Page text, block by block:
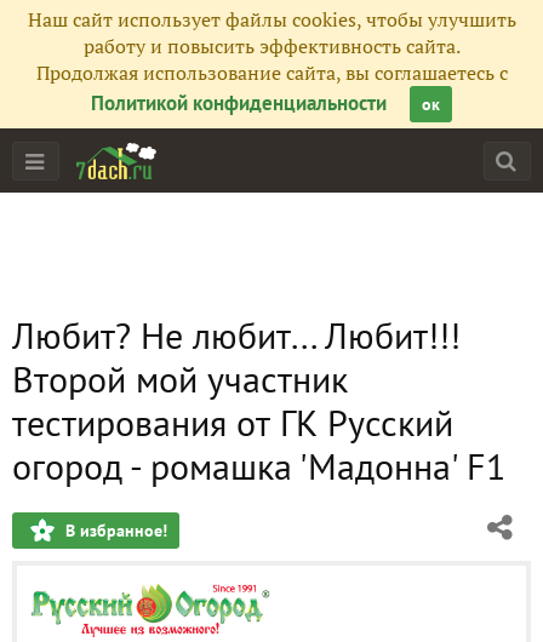
Наш сайт использует файлы cookies, чтобы улучшить
работу и повысить эффективность сайта.
Продолжая использование сайта, вы соглашаетесь с
Политикой конфиденциальности
ок
Любит? Не любит... Любит!!!
Второй мой участник
тестирования от ГК Русский
огород - ромашка 'Мадонна' F1
В избранное!